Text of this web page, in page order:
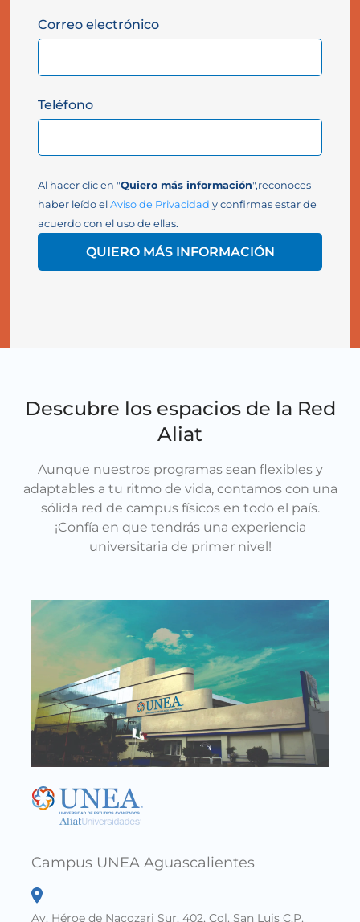
Correo electrónico
Teléfono
Al hacer clic en "Quiero más información",reconoces
haber leído el Aviso de Privacidad y confirmas estar de
acuerdo con el uso de ellas.
QUIERO MÁS INFORMACIÓN
Descubre los espacios de la Red
Aliat
Aunque nuestros programas sean flexibles y
adaptables a tu ritmo de vida, contamos con una
sólida red de campus físicos en todo el país.
¡Confía en que tendrás una experiencia
universitaria de primer nivel!
Campus UNEA Aguascalientes
Av. Héroe de Nacozari Sur. 402, Col. San Luis C.P.